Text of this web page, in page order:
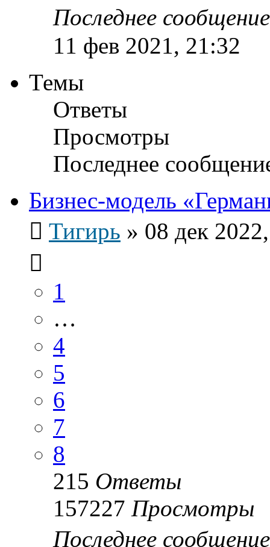
Последнее
11 фев 2021, 21:32
Темы
Ответы
Просмотры
Последнее
Бизнес-модель
Тигирь » 08 дек
1
…
4
5
6
7
8
215 Ответы
157227 Просмотры
Последнее